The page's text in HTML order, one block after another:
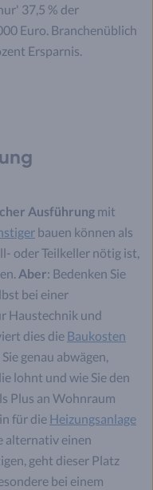
37,5 % der
Euro. Branchenüblich
Ersparnis.
Ausführung mit
bauen können als
oder Teilkeller nötig ist,
Aber: Bedenken Sie
bei einer
Haustechnik und
dies die Baukosten
genau abwägen,
lohnt und wie Sie den
Plus an Wohnraum
für die Heizungsanlage
alternativ einen
geht dieser Platz
bei einem